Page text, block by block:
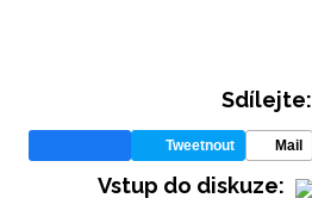
Sdílejte:
Tweetnout Mail
Vstup do diskuze: